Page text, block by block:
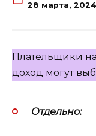
28 марта, 2024
Плательщики
доход могут
Отдельно: